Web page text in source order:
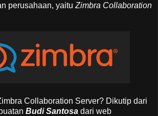
perusahaan, yaitu Zimbra Collaboration
Collaboration Server? Dikutip dari
Budi Santosa dari web